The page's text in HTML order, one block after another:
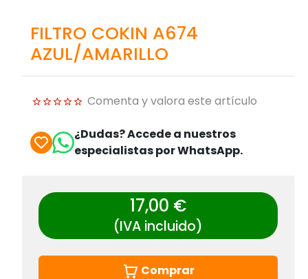
FILTRO COKIN A674
AZUL/AMARILLO
Comenta y valora este artículo
¿Dudas? Accede a nuestros
especialistas por WhatsApp.
17,00 €
(IVA incluido)
Comprar